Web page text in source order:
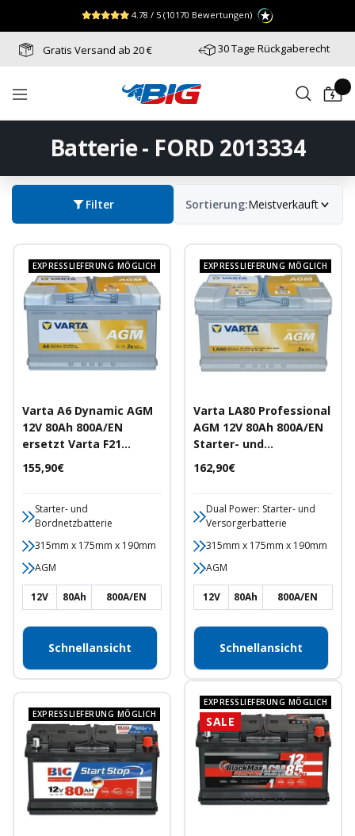
Zum Menü springen
Fußzeile springen
Barrierefreiheits-Widget öffnen
Inhalt
4.78 / 5 (10170 Bewertungen)
Gratis Versand ab 20 € 30 Tage Rückgaberecht
Navigation
Batterie-
Batterie - FORD 2013334
Filter Sortierung:Meistverkauft
EXPRESSLIEFERUNG MÖGLICH
Varta A6 Dynamic AGM
12V 80Ah 800A/EN
ersetzt Varta F21
Autobatterie
Angebotspreis
155,90€
Starter- und
Bordnetzbatterie
315mm x 175mm x 190mm
AGM
12V 80Ah 800A/EN
Schnellansicht
EXPRESSLIEFERUNG MÖGLICH
Varta LA80 Professional
AGM 12V 80Ah 800A/EN
Starter- und
Versorgerbatterie
Angebotspreis
162,90€
Dual Power: Starter- und
Versorgerbatterie
315mm x 175mm x 190mm
AGM
12V 80Ah 800A/EN
Schnellansicht
EXPRESSLIEFERUNG MÖGLICH
EXPRESSLIEFERUNG MÖGLICH
SALE